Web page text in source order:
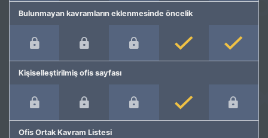
Bulunmayan kavramların eklenmesinde öncelik
Kişiselleştirilmiş ofis sayfası
Ofis Ortak Kavram Listesi